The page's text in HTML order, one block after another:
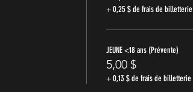
+ 0,25 $ de frais de billetterie
JEUNE <18 ans (Prévente)
5,00 $
+ 0,13 $ de frais de billetterie